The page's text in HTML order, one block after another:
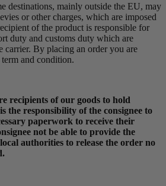
destinations, mainly outside the EU, may
or other charges, which are imposed
of the product is responsible for
duty and customs duty which are
carrier. By placing an order you are
and condition.
recipients of our goods to hold
the responsibility of the consignee to
paperwork to receive their
not be able to provide the
authorities to release the order no